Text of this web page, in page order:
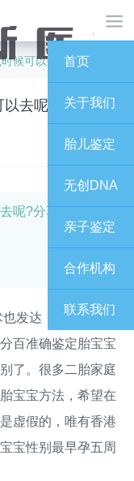
首页
关于我们
胎儿鉴定
无创DNA
亲子鉴定
合作机构
联系我们
呢?分享2020年最新检测要求
去呢?分享2020年
呢?分享2020年最
发达，但在2020年
百准确鉴定胎宝宝
了。很多二胎家庭
宝宝方法，希望在
虚假的，唯有香港
宝性别最早孕五周